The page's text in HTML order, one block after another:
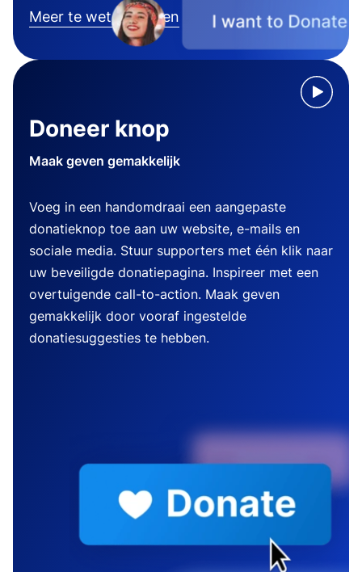
Meer te weten komen
Doneer knop
Maak geven gemakkelijk
Voeg in een handomdraai een aangepaste
donatieknop toe aan uw website, e-mails en
sociale media. Stuur supporters met één klik naar
uw beveiligde donatiepagina. Inspireer met een
overtuigende call-to-action. Maak geven
gemakkelijk door vooraf ingestelde
donatiesuggesties te hebben.